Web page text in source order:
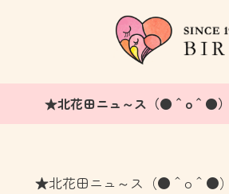
★北花田ニュ～ス（●＾o＾●）
★北花田ニュ～ス（●＾o＾●